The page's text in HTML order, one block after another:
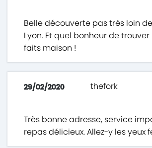
Belle découverte pas très loin
Lyon. Et quel bonheur de
faits maison !
29/02/2020 thefork
Très bonne adresse, service
repas délicieux. Allez-y les yeux